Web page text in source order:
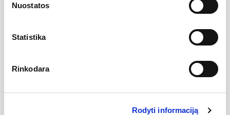
Nuostatos
Statistika
Rinkodara
Rodyti informaciją
• Vonios maišytuvas, be dušo stovo komplekto;
• Tvirtas žalvario korpusas (žalvaris, atitinka standartą EN1982)
• Triukšmo slopintuvai, tylus veikimas, I triukšmo klasė.
• Tvirta, metalinė rankena;
taikomų standartų reikalavimus ir DVGW taikomus standartus